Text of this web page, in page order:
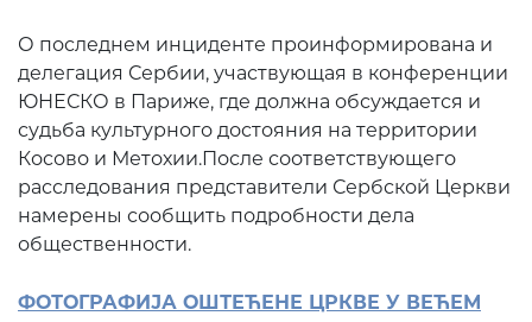
О последнем инциденте проинформирована и
делегация Сербии, участвующая в конференции
ЮНЕСКО в Париже, где должна обсуждается и
судьба культурного достояния на территории
Косово и Метохии.После соответствующего
расследования представители Сербской Церкви
намерены сообщить подробности дела
общественности.
ФОТОГРАФИЈА ОШТЕЋЕНЕ ЦРКВЕ У ВЕЋЕМ